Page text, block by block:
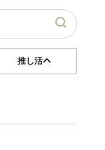
推し活